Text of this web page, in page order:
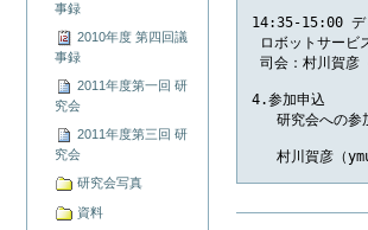
事録
2010年度 第四回議
事録
2011年度第一回 研
究会
2011年度第三回 研
究会
研究会写真
資料
14:35-15:00 デ
ロボットサービ
司会：村川賀彦
4.参加申込
研究会への参
村川賀彦（